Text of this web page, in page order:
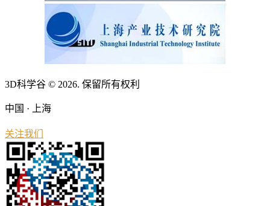
3D科学谷 © 2026. 保留所有权利
中国 · 上海
关注我们